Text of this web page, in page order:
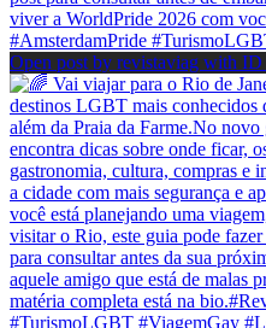
Open post by revistaviag with